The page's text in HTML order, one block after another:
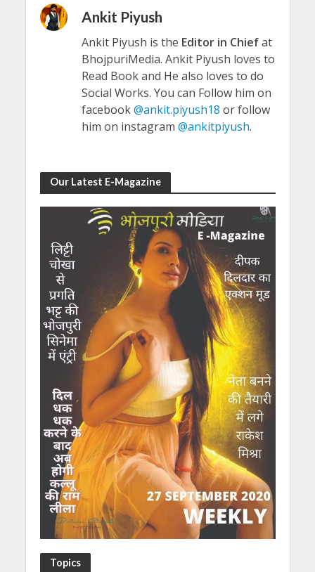
Ankit Piyush
Ankit Piyush is the Editor in Chiefat
BhojpuriMedia. Ankit Piyush loves to
Read Book and He also loves to do
Social Works. You can Follow him on
facebook@ankit.piyush18 or follow
him on instagram @ankitpiyush.
Our Latest E-Magazine
Topics